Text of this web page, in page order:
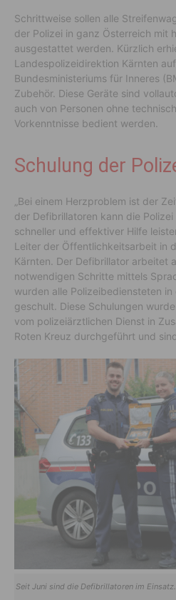
Schrittweise sollen alle
der Polizei in ganz Österreich mit
ausgestattet werden. Kürzlich
Landespolizeidirektion Kärnten
Bundesministeriums für Inneres
Zubehör. Diese Geräte sind
auch von Personen ohne
Vorkenntnisse bedient werden.
Schulung der
„Bei einem Herzproblem ist der
der Defibrillatoren kann die
schneller und effektiver Hilfe
Leiter der Öffentlichkeitsarbeit in
Kärnten. Der Defibrillator arbeitet
notwendigen Schritte mittels
wurden alle Polizeibediensteten
geschult. Diese Schulungen
vom polizeiärztlichen Dienst in
Roten Kreuz durchgeführt und
Seit Juni sind die Defibrillatoren im